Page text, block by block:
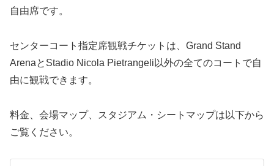
自由席です。
センターコート指定席観戦チケットは、Grand Stand
ArenaとStadio Nicola Pietrangeli以外の全てのコートで自
由に観戦できます。
料金、会場マップ、スタジアム・シートマップは以下から
ご覧ください。